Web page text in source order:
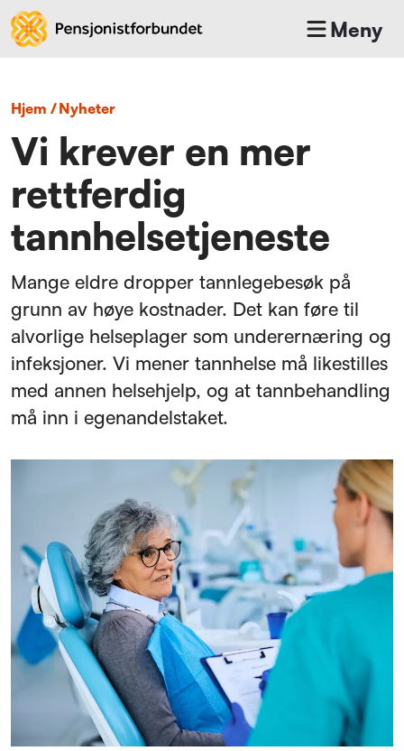
Meny
Hjem / nyheter
Vi krever en mer
rettferdig
tannhelsetjeneste
Mange eldre dropper tannlegebesøk på
grunn av høye kostnader. Det kan føre til
alvorlige helseplager som underernæring og
infeksjoner. Vi mener tannhelse må likestilles
med annen helsehjelp, og at tannbehandling
må inn i egenandelstaket.